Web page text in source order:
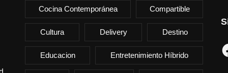
Cocina Contemporánea Compartible
Cultura Delivery Destino
Educacion Entretenimiento Híbrido